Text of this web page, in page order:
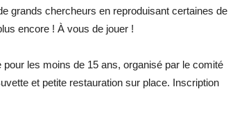
grands chercheurs en reproduisant certaines de
encore ! À vous de jouer !
les moins de 15 ans, organisé par le comité
et petite restauration sur place. Inscription